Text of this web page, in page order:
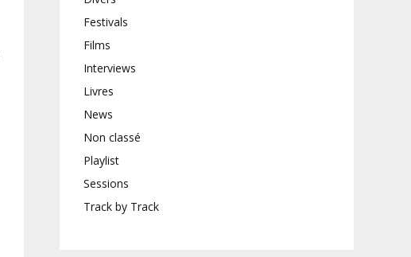
Festivals
Films
Interviews
Livres
News
Non classé
Playlist
Sessions
Track by Track